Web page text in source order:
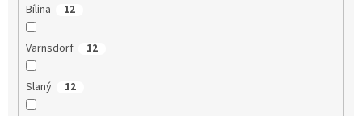
Bílina 12
Varnsdorf 12
Slaný 12